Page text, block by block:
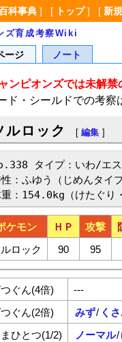
科事典] [ トップ] [ 新規
ズ育成考察Wiki
ージ ノート
ンピオンズでは未解禁
ド・シールドでの考察
ルロック [ 編集 ]
タイプ：いわ/エ
：ふゆう（じめんタイ
：154.0kg（けたぐり
ケモン ＨＰ 攻撃
ロック
90 95
ぐん(4倍)
---
ぐん(2倍)
みず/ くさ
ひとつ(1/2)
ノーマル/